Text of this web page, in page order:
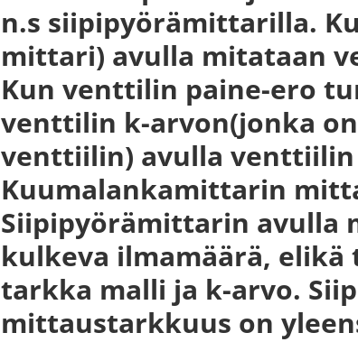
n.s siipipyörämittarilla.
mittari) avulla mitataan
Kun venttilin paine-ero
venttilin k-arvon(jonka
venttiilin) avulla
Kuumalankamittarin
Siipipyörämittarin avulla
kulkeva ilmamäärä,
tarkka malli ja k-arvo.
mittaustarkkuus on